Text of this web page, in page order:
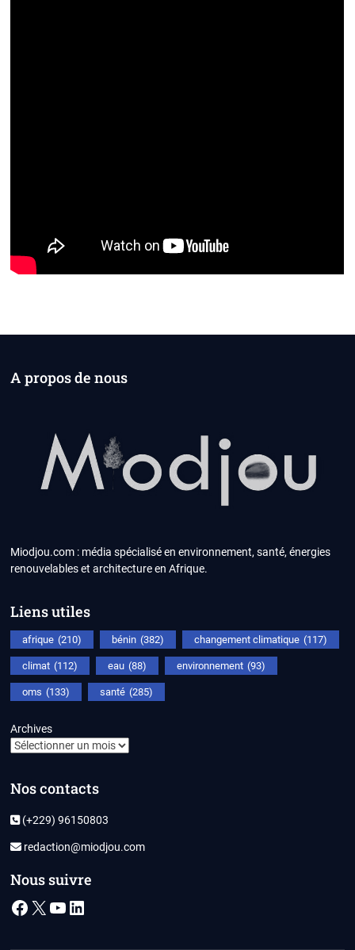
A propos de nous
Miodjou.com : média spécialisé en environnement, santé, énergies
renouvelables et architecture en Afrique.
Liens utiles
afrique (210) bénin (382) changement climatique (117)
climat (112) eau (88) environnement (93)
oms (133) santé (285)
Archives
Nos contacts
(+229) 96150803
redaction@miodjou.com
Nous suivre
Facebook
X YouTube
LinkedIn